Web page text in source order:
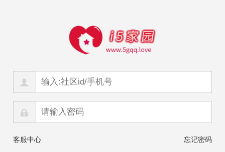
客服中心 忘记密码